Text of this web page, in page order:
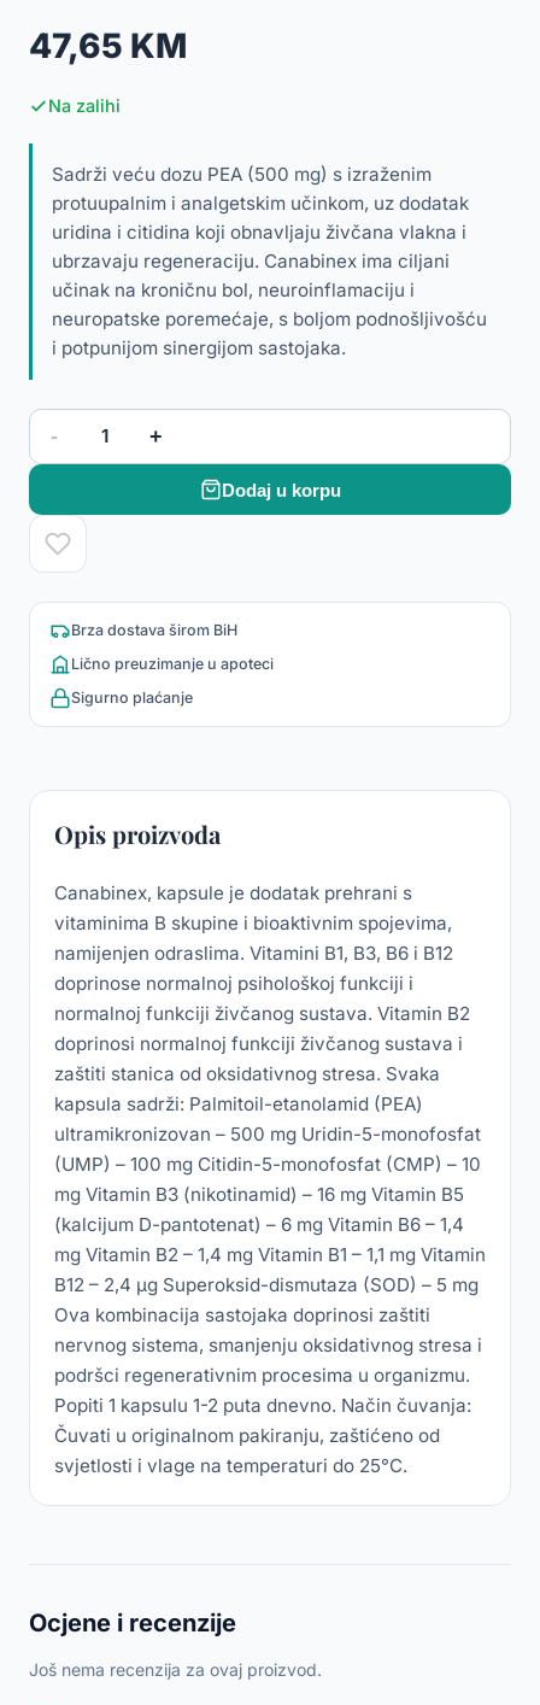
47,65 KM
Na zalihi
Sadrži veću dozu PEA (500 mg) s izraženim
protuupalnim i analgetskim učinkom, uz dodatak
uridina i citidina koji obnavljaju živčana vlakna i
ubrzavaju regeneraciju. Canabinex ima ciljani
učinak na kroničnu bol, neuroinflamaciju i
neuropatske poremećaje, s boljom podnošljivošću
i potpunijom sinergijom sastojaka.
- 1 +
Dodaj u korpu
Brza dostava širom BiH
Lično preuzimanje u apoteci
Sigurno plaćanje
Opis proizvoda
Canabinex, kapsule je dodatak prehrani s
vitaminima B skupine i bioaktivnim spojevima,
namijenjen odraslima. Vitamini B1, B3, B6 i B12
doprinose normalnoj psihološkoj funkciji i
normalnoj funkciji živčanog sustava. Vitamin B2
doprinosi normalnoj funkciji živčanog sustava i
zaštiti stanica od oksidativnog stresa. Svaka
kapsula sadrži: Palmitoil-etanolamid (PEA)
ultramikronizovan – 500 mg Uridin-5-monofosfat
(UMP) – 100 mg Citidin-5-monofosfat (CMP) – 10
mg Vitamin B3 (nikotinamid) – 16 mg Vitamin B5
(kalcijum D-pantotenat) – 6 mg Vitamin B6 – 1,4
mg Vitamin B2 – 1,4 mg Vitamin B1 – 1,1 mg Vitamin
B12 – 2,4 µg Superoksid-dismutaza (SOD) – 5 mg
Ova kombinacija sastojaka doprinosi zaštiti
nervnog sistema, smanjenju oksidativnog stresa i
podršci regenerativnim procesima u organizmu.
Popiti 1 kapsulu 1-2 puta dnevno. Način čuvanja:
Čuvati u originalnom pakiranju, zaštićeno od
svjetlosti i vlage na temperaturi do 25°C.
Ocjene i recenzije
Još nema recenzija za ovaj proizvod.